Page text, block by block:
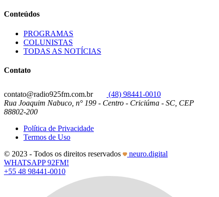
Conteúdos
PROGRAMAS
COLUNISTAS
TODAS AS NOTÍCIAS
Contato
contato@radio925fm.com.br
(48) 98441-0010
Rua Joaquim Nabuco, n° 199 - Centro - Criciúma - SC, CEP
88802-200
Política de Privacidade
Termos de Uso
© 2023 - Todos os direitos reservados
neuro.digital
WHATSAPP 92FM!
+55 48 98441-0010